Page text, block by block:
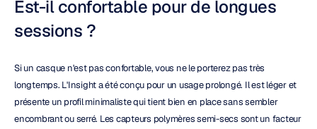
Est-il confortable pour de longues
sessions ?
Si un casque n'est pas confortable, vous ne le porterez pas très
longtemps. L'Insight a été conçu pour un usage prolongé. Il est léger et
présente un profil minimaliste qui tient bien en place sans sembler
encombrant ou serré. Les capteurs polymères semi-secs sont un facteur